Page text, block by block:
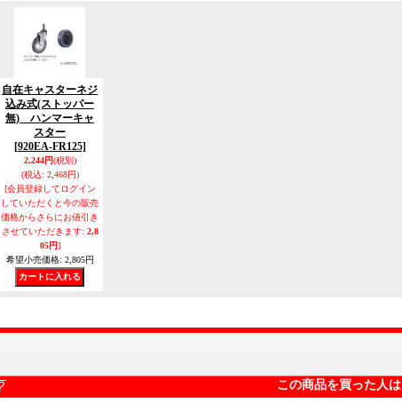
自在キャスターネジ
込み式(ストッパー
無) ハンマーキャ
スター
[920EA-FR125]
2,244円(税別)
(税込: 2,468円)
[会員登録してログイン
していただくと今の販売
価格からさらにお値引き
させていただきます: 2,8
05円]
希望小売価格: 2,805円
この商品を買った人